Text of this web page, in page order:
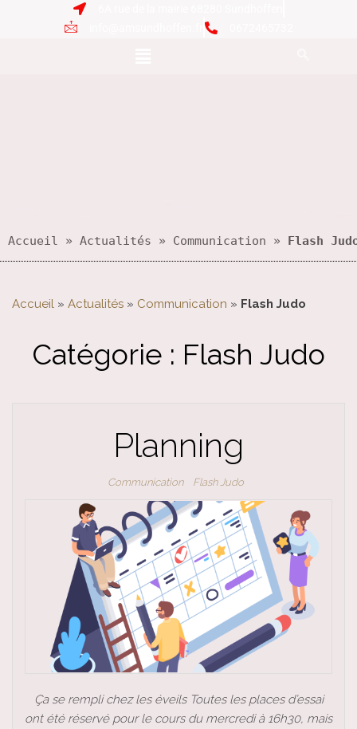
Accueil » Actualités » Communication » Flash
Accueil » Actualités » Communication » Flash Judo
Catégorie : Flash Judo
Planning
Communication Flash Judo
Ça se rempli chez les éveils Toutes les places d’essai
ont été réservé pour le cours du mercredi à 16h30, mais